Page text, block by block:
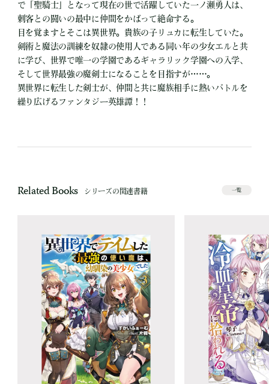
で「聖騎士」となって現在の世で活躍していた一ノ瀬勇人は、
刺客との闘いの最中に仲間をかばって絶命する。
目を覚ますとそこは異世界。貴族の子リュカに転生していた。
剣術と魔法の訓練を奴隷の使用人である同い年の少女エルと共
に学び、世界で唯一の学園であるギャラリック学園への入学、
そして世界最強の魔剣士になることを目指すが……。
異世界に転生した剣士が、仲間と共に魔族相手に熱いバトルを
繰り広げるファンタジー英雄譚！！
Related Books シリーズの関連書籍 一覧